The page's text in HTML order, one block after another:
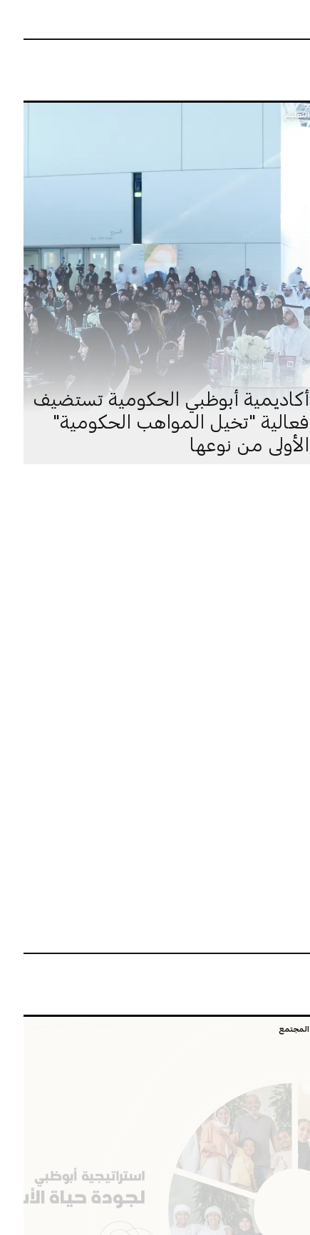
التعليم
أكاديمية أبوظبي الحكومية تستضيف
فعالية "تخيل المواهب الحكومية"
الأولى من نوعها
المجتمع